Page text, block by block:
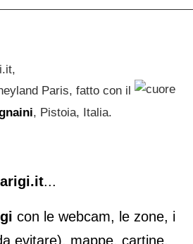
Paris, fatto con il
, Pistoia, Italia.
...
con le webcam, le zone, i
evitare), mappe, cartine.